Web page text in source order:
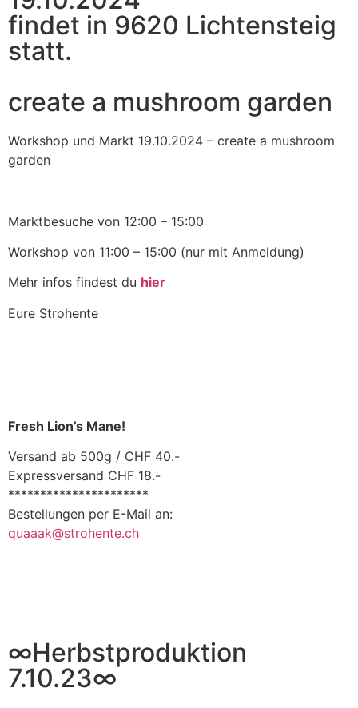
findet in 9620 Lichtensteig
statt.
create a mushroom garden
Workshop und Markt 19.10.2024 – create a mushroom
garden
Marktbesuche von 12:00 – 15:00
Workshop von 11:00 – 15:00 (nur mit Anmeldung)
Mehr infos findest du hier
Eure Strohente
Fresh Lion’s Mane!
Versand ab 500g / CHF 40.-
Expressversand CHF 18.-
**********************
Bestellungen per E-Mail an:
quaaak@strohente.ch
∞Herbstproduktion
7.10.23∞